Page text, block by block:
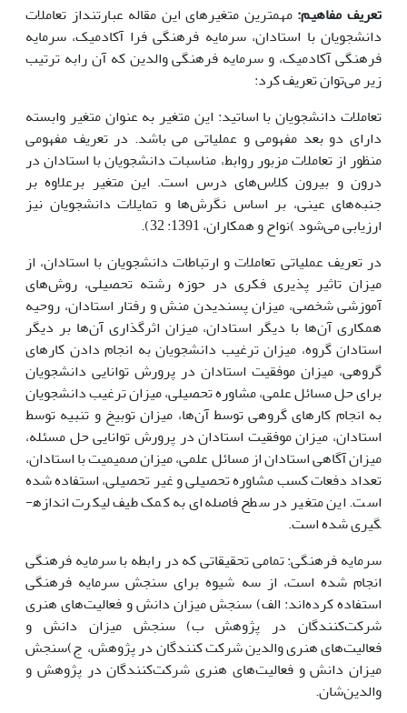
تعریف مفاهیم: مهمترین متغیرهای این مقاله عبارتنداز تعاملات
دانشجویان با استادان، سرمایه فرهنگی فرا آکادمیک، سرمایه
فرهنگی آکادمیک، و سرمایه فرهنگی والدین که آن رابه ترتیب
زیر می‌توان تعریف کرد:
تعاملات دانشجویان با اساتید: این متغیر به عنوان متغیر وابسته
دارای دو بعد مفهومی و عملیاتی می باشد. در تعریف مفهومی
منظور از تعاملات مزبور روابط، مناسبات دانشجویان با استادان در
درون و بیرون کلاس‌های درس است. این متغیر برعلاوه بر
جنبه‌های عینی، بر اساس نگرش‌ها و تمایلات دانشجویان نیز
ارزیابی می‌شود )نواح و همکاران، 1391: 32).
در تعریف عملیاتی تعاملات و ارتباطات دانشجویان با استادان، از
میزان تاثیر پذیری فکری در حوزه رشته تحصیلی، روش‌های
آموزشی شخصی، میزان پسندیدن منش و رفتار استادان، روحیه
همکاری آن‌ها با دیگر استادان، میزان اثرگذاری آن‌ها بر دیگر
استادان گروه، میزان ترغیب دانشجویان به انجام دادن کارهای
گروهی، میزان موفقیت استادان در پرورش توانایی دانشجویان
برای حل مسائل علمی، مشاوره تحصیلی، میزان ترغیب دانشجویان
به انجام کارهای گروهی توسط آ‌ن‌ها، میزان توبیخ و تنبیه توسط
استادان، میزان موفقیت استادان در پرورش توانایی حل مسئله،
میزان آگاهی استادان از مسائل علمی، میزان صمیمیت با استادان،
تعداد دفعات کسب مشاوره تحصیلی و غیر تحصیلی، استفاده شده
است. این متغیر در سطح فاصله‌ای به کمک طیف لیکرت اندازه­
گیری شده است.
سرمایه فرهنگی: تمامی تحقیقاتی که در رابطه با سرمایه فرهنگی
انجام شده است، از سه شیوه برای سنجش سرمایه فرهنگی
استفاده کرده‌اند: الف) سنجش میزان دانش و فعالیت‌های هنری
شرکت‌کنندگان در پژوهش ب) سنجش میزان دانش و
فعالیت‌های هنری والدین شرکت کنندگان در پژوهش، ج)سنجش
میزان دانش و فعالیت‌های هنری شرکت‌کنندگان در پژوهش و
والدین‌شان‌.